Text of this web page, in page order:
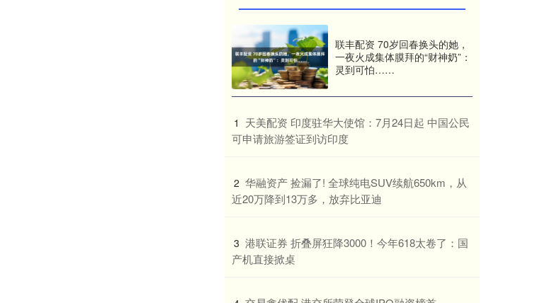
联丰配资 70岁回春换头的她，
一夜火成集体膜拜的“财神奶”：
灵到可怕……
1 ​天美配资 印度驻华大使馆：7月24日起 中国公民
可申请旅游签证到访印度
2 ​华融资产 捡漏了! 全球纯电SUV续航650km，从
近20万降到13万多，放弃比亚迪
3 ​港联证券 折叠屏狂降3000！今年618太卷了：国
产机直接掀桌